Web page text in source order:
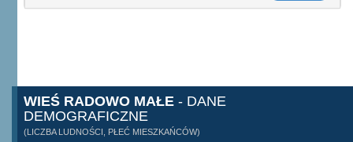
WIEŚ RADOWO MAŁE - DANE
DEMOGRAFICZNE
(LICZBA LUDNOŚCI, PŁEĆ MIESZKAŃCÓW)